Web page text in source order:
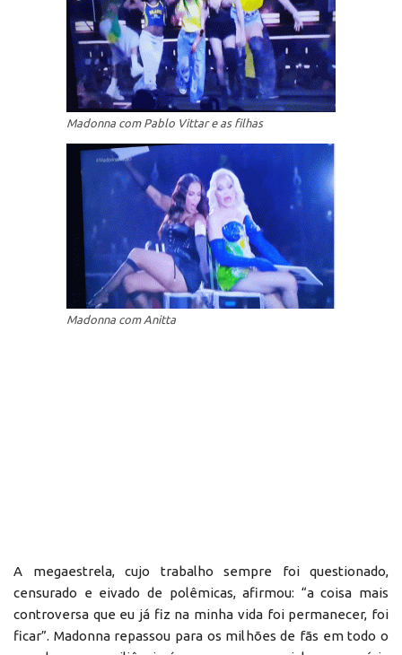
Madonna com Pablo Vittar e as filhas
Madonna com Anitta
A megaestrela, cujo trabalho sempre foi questionado,
censurado e eivado de polêmicas, afirmou: “a coisa mais
controversa que eu já fiz na minha vida foi permanecer, foi
ficar”. Madonna repassou para os milhões de fãs em todo o